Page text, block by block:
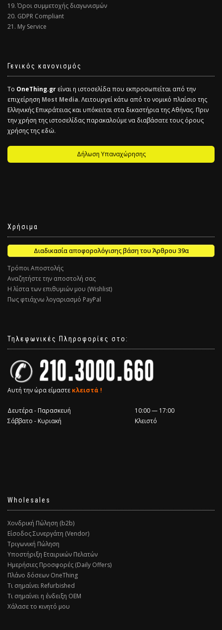
19. Όροι συμμετοχής διαγωνισμών
20. GDPR Compliant
21. My Service
Γενικός κανονισμός
Το OneThing.gr είναι η ιστοσελίδα που εκπροσωπείται από την
επιχείρηση Most Media. Λειτουργεί κάτω από το νομικό πλαίσιο της
Ελληνικής Επικράτειας και υπόκειται στα δικαστήρια της Αθήνας. Πριν
την χρήση της ιστοσελίδας παρακαλούμε να διαβάσατε τους όρους
χρήσης τηςεδώ.
Δήλωση Υπαναχώρησης
Χρήσιμα
Διαδικασία αποφορολόγισης βάση του Άρθρου 39α
Τρόποι Αποστολής
Αναζητήστε την αποστολή σας
Η λίστα των επιθυμιών μου (Wishlist)
Πως φτιάχνω λογαριασμό PayPal
Τηλεφωνικές Πληροφορίες στο:
Αυτή την ώρα είμαστε κλειστά !
Δευτέρα - Παρασκευή
10:00 — 17:00
Σάββατο - Κυριακή
Κλειστό
Wholesales
Χονδρική Πώληση (b2b)
Είσοδος Συνεργάτη (Vendor)
Τριγωνική Πώληση
Υποστήριξη Εταιρικών Πελατών
Ημερήσιες Προσφορές (Daily Offers)
Πλάνο δόσεων OneThing
Τι σημαίνει Refurbished
Τι σημαίνει η ένδειξη ΟΕΜ
Χάλασε το κινητό μου